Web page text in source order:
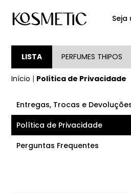
Seja
LISTA PERFUMES THIPOS
Início | Política de Privacidade
Entregas, Trocas e
Política de Privacidade
Perguntas Frequentes